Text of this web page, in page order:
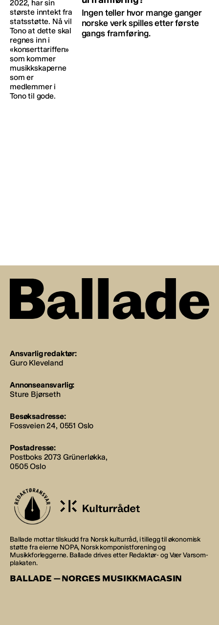
Ingen teller hvor mange ganger
norske verk spilles etter første
gangs framføring.
Ansvarlig redaktør:
Guro Kleveland
Annonseansvarlig:
Sture Bjørseth
Besøksadresse:
Fossveien 24, 0551 Oslo
Postadresse:
Postboks 2073 Grünerløkka,
0505 Oslo
Ballade mottar tilskudd fra Norsk kulturråd, i tillegg til økonomisk
støtte fra eierne NOPA, Norsk komponistforening og
Musikkforleggerne. Ballade drives etter Redaktør- og Vær Varsom-
plakaten.
BALLADE — NORGES MUSIKKMAGASIN